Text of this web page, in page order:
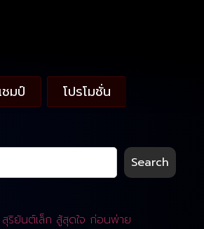
ชมป์ โปรโมชั่น
Search
ริยันต์เล็ก สู้สุดใจ ก่อนพ่าย